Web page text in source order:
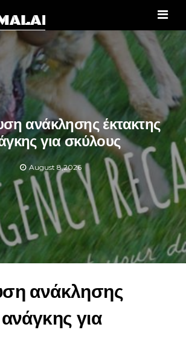
ανάκλησης έκτακτης
για σκύλους
August 8,2026
ανάκλησης
για